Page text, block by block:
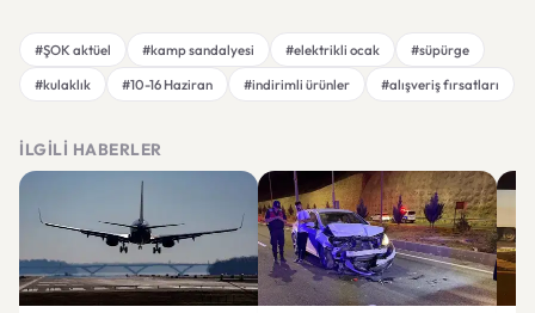
#ŞOK aktüel #kamp sandalyesi #elektrikli ocak
#süpürge
#kulaklık
#10-16 Haziran #indirimli ürünler #alışveriş fırsatları
İLGILI HABERLER